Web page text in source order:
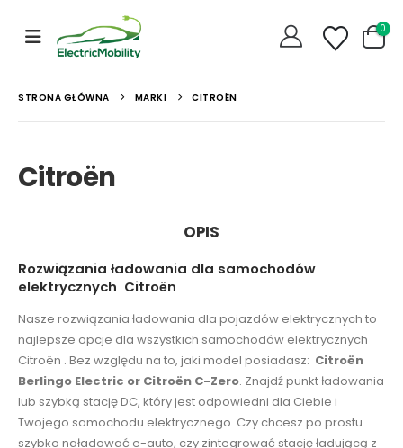
0
STRONA GŁÓWNA MARKI CITROËN
Citroën
OPIS
Rozwiązania ładowania dla samochodów
elektrycznych Citroën
Nasze rozwiązania ładowania dla pojazdów elektrycznych to
najlepsze opcje dla wszystkich samochodów elektrycznych
Citroën . Bez względu na to, jaki model posiadasz: Citroën
Berlingo Electric or Citroën C-Zero. Znajdź punkt ładowania
lub szybką stację DC, który jest odpowiedni dla Ciebie i
Twojego samochodu elektrycznego. Czy chcesz po prostu
szybko naładować e-auto, czy zintegrować stację ładującą z